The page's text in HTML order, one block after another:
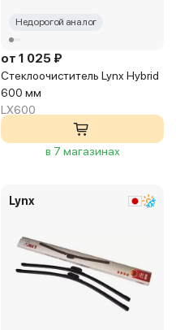
Недорогой аналог
от 1 025 ₽
Стеклоочиститель Lynx Hybrid
600 мм
LX600
в 7 магазинах
Lynx